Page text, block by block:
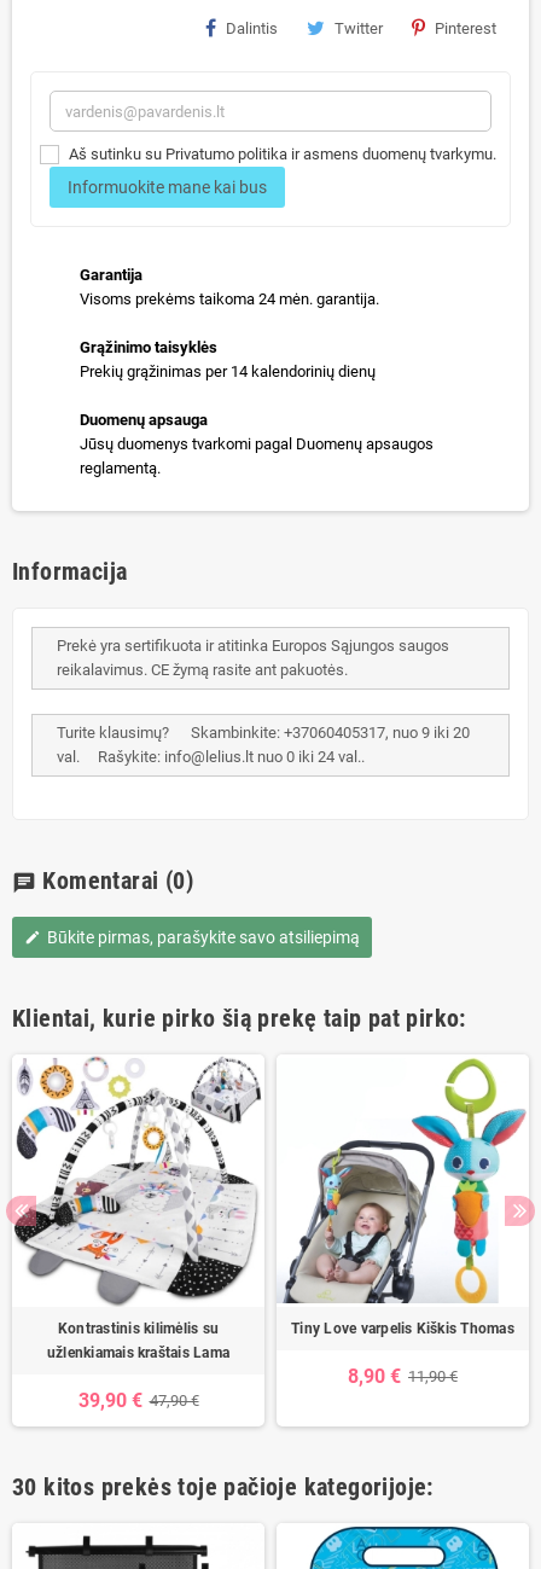
Dalintis Twitter Pinterest
Aš sutinku su Privatumo politika ir asmens duomenų tvarkymu.
Informuokite mane kai bus
Garantija
Visoms prekėms taikoma 24 mėn. garantija.
Grąžinimo taisyklės
Prekių grąžinimas per 14 kalendorinių dienų
Duomenų apsauga
Jūsų duomenys tvarkomi pagal Duomenų apsaugos
reglamentą.
Informacija
Prekė yra sertifikuota ir atitinka Europos Sąjungos saugos
reikalavimus. CE žymą rasite ant pakuotės.
Turite klausimų? Skambinkite: +37060405317, nuo 9 iki 20
val. Rašykite: info@lelius.lt nuo 0 iki 24 val..
chat Komentarai (0)
edit Būkite pirmas, parašykite savo atsiliepimą
Klientai, kurie pirko šią prekę taip pat pirko:
Kontrastinis kilimėlis su
užlenkiamais kraštais Lama
39,90 € 47,90 €
Tiny Love varpelis Kiškis Thomas
8,90 € 11,90 €
30 kitos prekės toje pačioje kategorijoje: